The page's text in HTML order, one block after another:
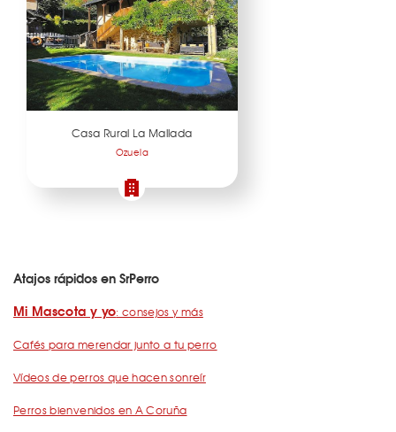
Casa Rural La Mallada
Ozuela
Atajos rápidos en SrPerro
Mi Mascota y yo: consejos y más
Cafés para merendar junto a tu perro
Vídeos de perros que hacen sonreír
Perros bienvenidos en A Coruña